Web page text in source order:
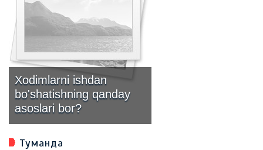
Xodimlarni ishdan
bo'shatishning qanday
asoslari bor?
Туманда